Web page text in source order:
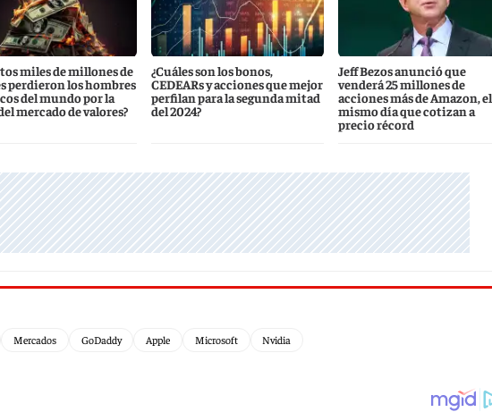
miles de millones de
perdieron los hombres
del mundo por la
mercado de valores?
¿Cuáles son los bonos,
CEDEARs y acciones que mejor
perfilan para la segunda mitad
del 2024?
Jeff Bezos anunció que
venderá 25 millones de
acciones más de Amazon, el
mismo día que cotizan a
precio récord
Mercados GoDaddy Apple Microsoft Nvidia